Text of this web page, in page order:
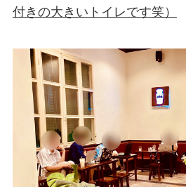
付きの大きいトイレです笑）